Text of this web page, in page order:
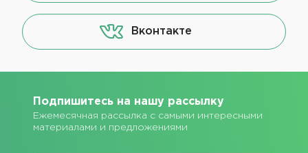
Вконтакте
Подпишитесь на нашу рассылку
Ежемесячная рассылка с самыми интересными
материалами и предложениями